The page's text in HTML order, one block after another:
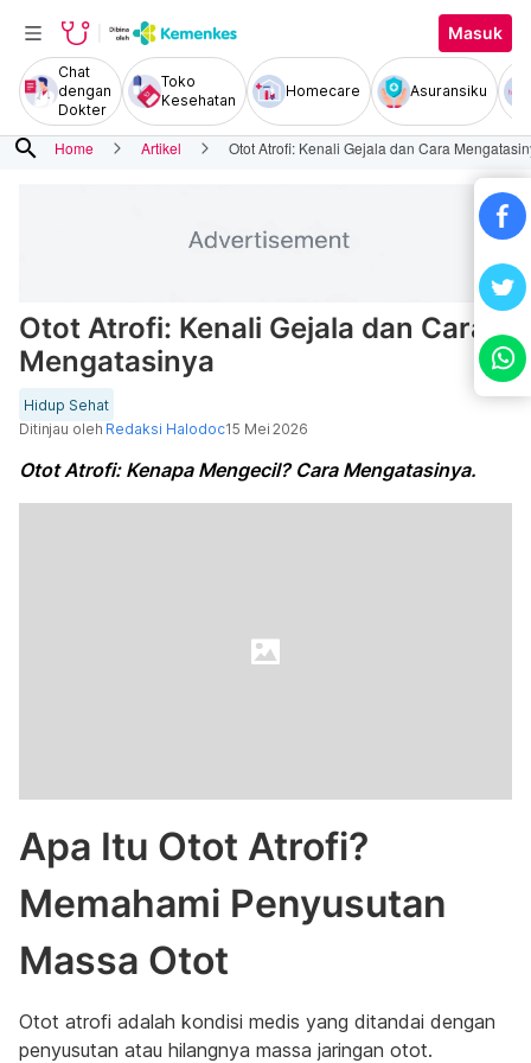
Masuk
Chat
dengan
Dokter
Toko
Kesehatan
Homecare Asuransiku
search Home Artikel Otot Atrofi: Kenali Gejala dan Cara
Otot Atrofi: Kenali Gejala dan Cara
Mengatasinya
Hidup Sehat
Ditinjau oleh Redaksi Halodoc15 Mei 2026
Otot Atrofi: Kenapa Mengecil? Cara Mengatasinya.
Apa Itu Otot Atrofi?
Memahami Penyusutan
Massa Otot
Otot atrofi adalah kondisi medis yang ditandai dengan
penyusutan atau hilangnya massa jaringan otot.